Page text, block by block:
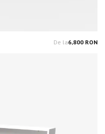
De la6,800 RON